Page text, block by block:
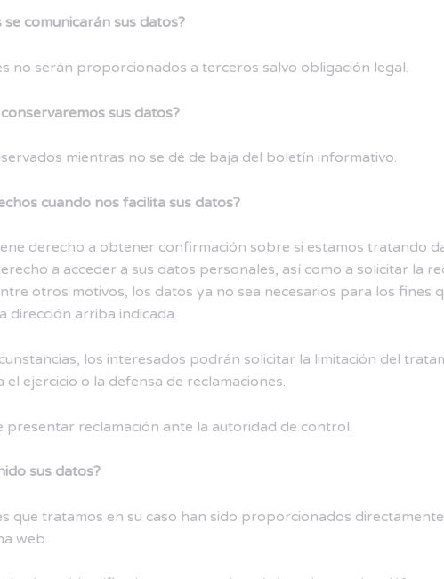
comunicarán sus datos?
no serán proporcionados a terceros salvo obligación legal.
sus datos?
mientras no se dé de baja del boletín informativo.
cuando nos facilita sus datos?
derecho a obtener confirmación sobre si estamos tratando
a acceder a sus datos personales, así como a solicitar la
otros motivos, los datos ya no sea necesarios para los
dirección arriba indicada.
los interesados podrán solicitar la limitación del
ejercicio o la defensa de reclamaciones.
presentar reclamación ante la autoridad de control.
sus datos?
que tratamos en su caso han sido proporcionados
web.